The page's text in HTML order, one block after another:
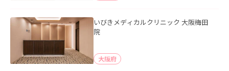
いびきメディカルクリニック 大阪梅田
院
大阪府